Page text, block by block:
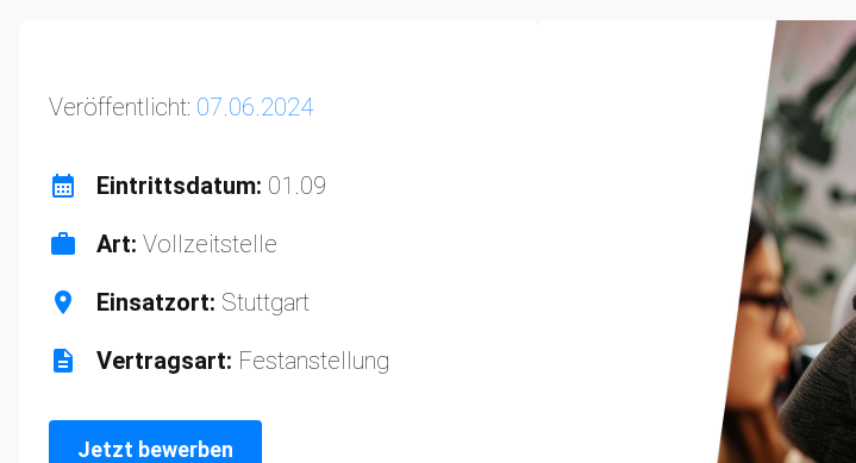
Veröffentlicht: 07.06.2024
Eintrittsdatum: 01.09
Art: Vollzeitstelle
Einsatzort: Stuttgart
Vertragsart: Festanstellung
Jetzt bewerben